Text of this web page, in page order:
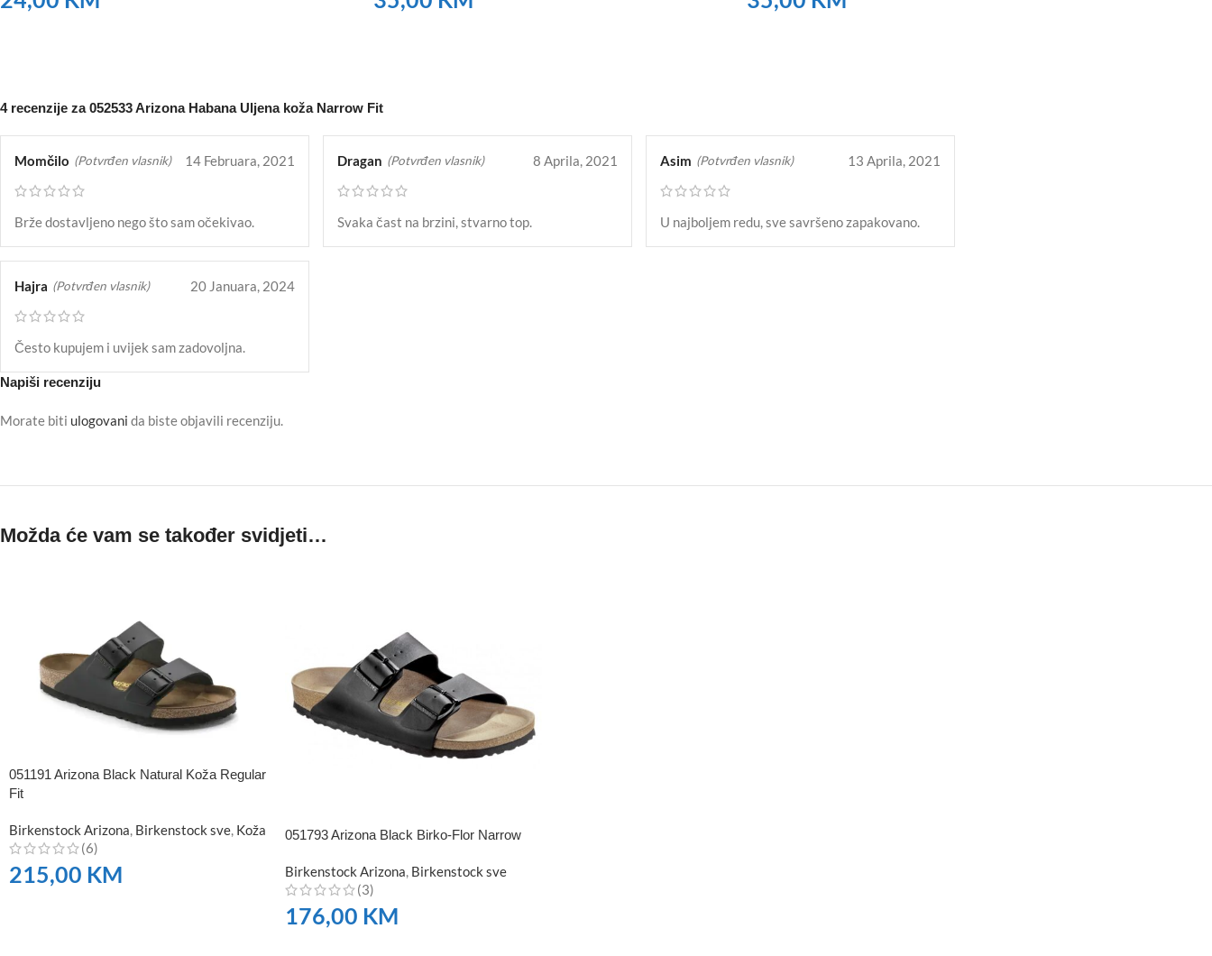
4 recenzije za052533 Arizona Habana Uljena koža Narrow Fit
Momčilo (Potvrđen vlasnik) 14 Februara, 2021
Brže dostavljeno nego što sam očekivao.
Dragan (Potvrđen vlasnik) 8 Aprila, 2021
Svaka čast na brzini, stvarno top.
Asim (Potvrđen vlasnik) 13 Aprila, 2021
U najboljem redu, sve savršeno zapakovano.
Hajra (Potvrđen vlasnik) 20 Januara, 2024
Često kupujem i uvijek sam zadovoljna.
Napiši recenziju
Morate biti ulogovani da biste objavili recenziju.
Možda će vam se također svidjeti…
051191 Arizona Black Natural Koža Regular
Fit
Birkenstock Arizona, Birkenstock sve, Koža
(6)
215,00 KM
051793 Arizona Black Birko-Flor Narrow
Birkenstock Arizona, Birkenstock sve
(3)
176,00 KM